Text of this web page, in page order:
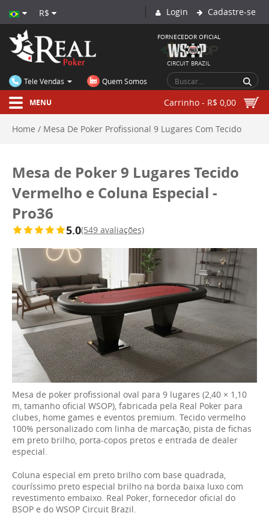
R$
FORNECEDOR OFICIAL
CIRCUIT BRAZIL
Login Cadastre-se
Carrinho - R$ 0,00
Tele Vendas Quem Somos
MENU
Home Mesa De Poker Profissional 9 Lugares Com Tecido
Tecido Vermelho e Coluna Especial - Pro36
Mesa de Poker 9 Lugares Tecido
Vermelho e Coluna Especial -
Pro36
5.0(549 avaliações)
Mesa de poker profissional oval para 9 lugares (2,40 × 1,10
m, tamanho oficial WSOP), fabricada pela Real Poker para
clubes, home games e eventos premium. Tecido vermelho
100% personalizado com linha de marcação, pista de fichas
em preto brilho, porta-copos pretos e entrada de dealer
especial.
Coluna especial em preto brilho com base quadrada,
couríssimo preto especial brilho na borda baixa luxo com
revestimento embaixo. Real Poker, fornecedor oficial do
BSOP e do WSOP Circuit Brazil.